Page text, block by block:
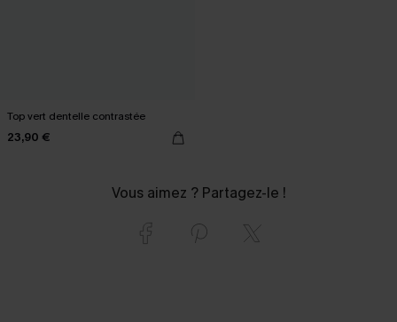
Top vert dentelle contrastée
23,90 €
Vous aimez ? Partagez-le !